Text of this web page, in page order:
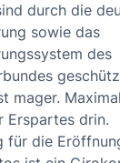
durch die
sowie das
des
mager.
Erspartes drin.
für die